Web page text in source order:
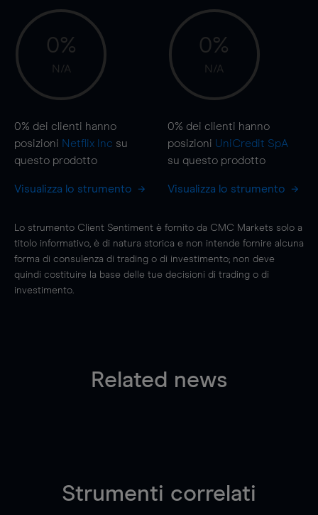
0%
N/A
0% dei clienti hanno
posizioni Netflix Inc su
questo prodotto
Visualizza lo strumento
0%
N/A
0% dei clienti hanno
posizioni UniCredit SpA
su questo prodotto
Visualizza lo strumento
Lo strumento Client Sentiment è fornito da CMC Markets solo a
titolo informativo, è di natura storica e non intende fornire alcuna
forma di consulenza di trading o di investimento; non deve
quindi costituire la base delle tue decisioni di trading o di
investimento.
Related news
Strumenti correlati